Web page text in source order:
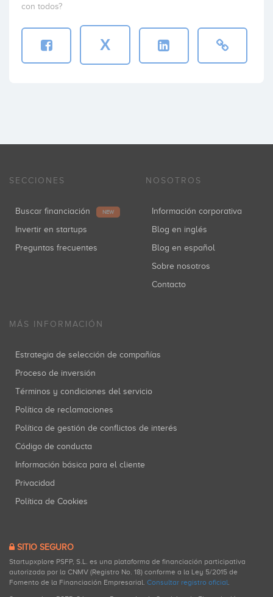
con todos?
X
SECCIONES
Buscar financiación NEW
Invertir en startups
Preguntas frecuentes
NOSOTROS
Información corporativa
Blog en inglés
Blog en español
Sobre nosotros
Contacto
MÁS INFORMACIÓN
Estrategia de selección de compañías
Proceso de inversión
Términos y condiciones del servicio
Política de reclamaciones
Política de gestión de conflictos de interés
Código de conducta
Información básica para el cliente
Privacidad
Política de Cookies
SITIO SEGURO
Startupxplore PSFP, S.L. es una plataforma de financiación participativa
autorizada por la CNMV (Registro No. 18) conforme a la Ley 5/2015 de
Fomento de la Financiación Empresarial. Consultar registro oficial.